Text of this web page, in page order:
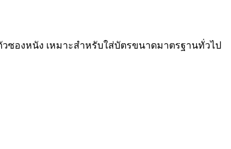
องหนัง เหมาะสำหรับใส่บัตรขนาดมาตรฐานทั่วไป